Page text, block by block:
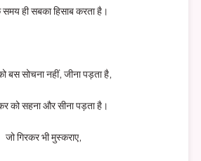
समय ही सबका हिसाब करता है।
बस सोचना नहीं, जीना पड़ता है,
को सहना और सीना पड़ता है।
जो गिरकर भी मुस्कराए,